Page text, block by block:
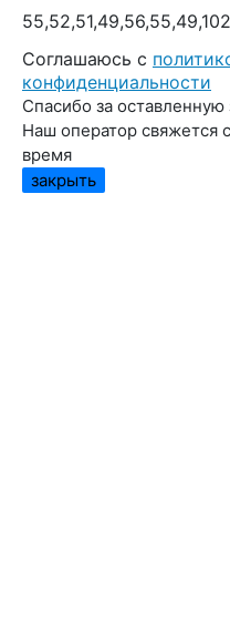
Cоглашаюсь с
конфиденциальности
Спасибо за оставленную
Наш оператор свяжется
время
закрыть